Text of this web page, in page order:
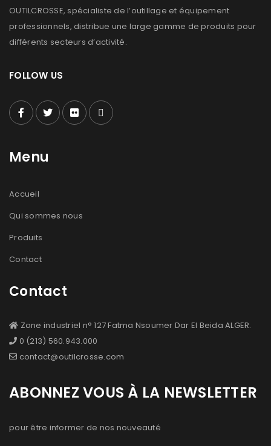
OUTILCROSSE, spécialiste de l’outillage et équipement
professionnels, distribue une large gamme de produits pour
différents secteurs d’activité.
FOLLOW US
Menu
Accueil
Qui sommes nous
Produits
Contact
Contact
Zone industriel n° 127 Fatma Nsoumer Dar El Beida ALGER.
0 (213) 560.943.000
contact@outilcrosse.com
ABONNEZ VOUS À LA NEWSLETTER
pour être informer de nos nouveauté